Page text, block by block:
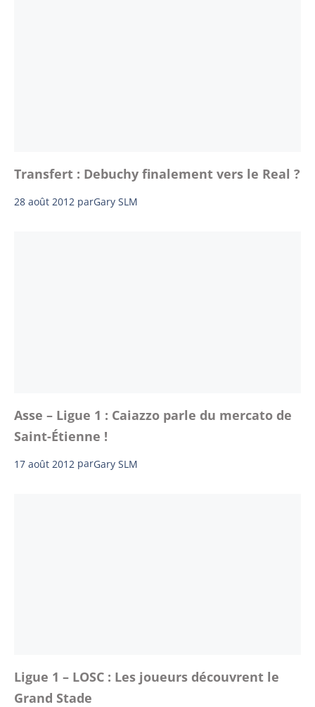
Transfert : Debuchy finalement vers le Real ?
28 août 2012 parGary SLM
Asse – Ligue 1 : Caiazzo parle du mercato de
Saint-Étienne !
17 août 2012 parGary SLM
Ligue 1 – LOSC : Les joueurs découvrent le
Grand Stade